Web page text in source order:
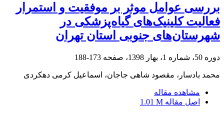
بررسی عوامل موثر بر موفقیت و استمرار
فعالیت کلینیک‌های گیاه‌پزشکی در
شهرستان‌های جنوبی استان تهران
دوره 50، شماره 1، بهار 1398، صفحه 173-188
محمد بادسار، مقصود شاهی جاجان، اسماعیل کرمی دهکردی
مشاهده مقاله
اصل مقاله 1.01 M